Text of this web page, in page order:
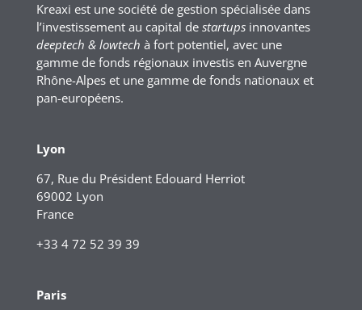
Kreaxi est une société de gestion spécialisée dans
l’investissement au capital de startupsinnovantes
deeptech & lowtech à fort potentiel, avec une
gamme de fonds régionaux investis en Auvergne
Rhône-Alpes et une gamme de fonds nationaux et
pan-européens.
Lyon
67, Rue du Président Edouard Herriot
69002 Lyon
France
+33 4 72 52 39 39
Paris